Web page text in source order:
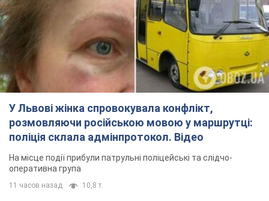
У Львові жінка спровокувала конфлікт,
розмовляючи російською мовою у маршрутці:
поліція склала адмінпротокол. Відео
На місце події прибули патрульні поліцейські та слідчо-
оперативна група
11 часов назад 10,8 т.